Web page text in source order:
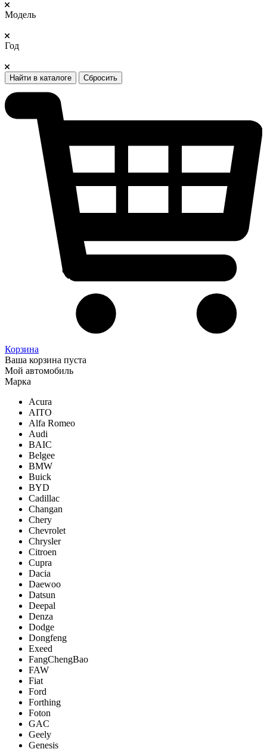
Модель
Год
Найти в каталоге Сбросить
Корзина
Ваша корзина пуста
Мой автомобиль
Марка
Acura
AITO
Alfa Romeo
Audi
BAIC
Belgee
BMW
Buick
BYD
Cadillac
Changan
Chery
Chevrolet
Chrysler
Citroen
Cupra
Dacia
Daewoo
Datsun
Deepal
Denza
Dodge
Dongfeng
Exeed
FangChengBao
FAW
Fiat
Ford
Forthing
Foton
GAC
Geely
Genesis